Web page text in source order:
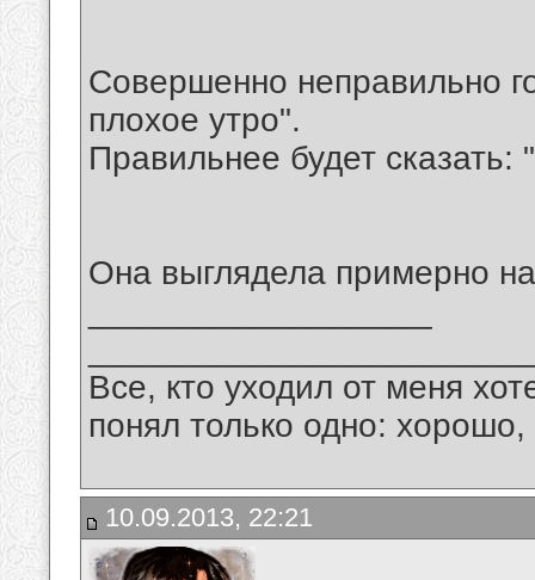
Совершенно неправильно
плохое утро".
Правильнее будет
Она выглядела примерно
Все, кто уходил от меня
понял только одно:
10.09.2013, 22:21